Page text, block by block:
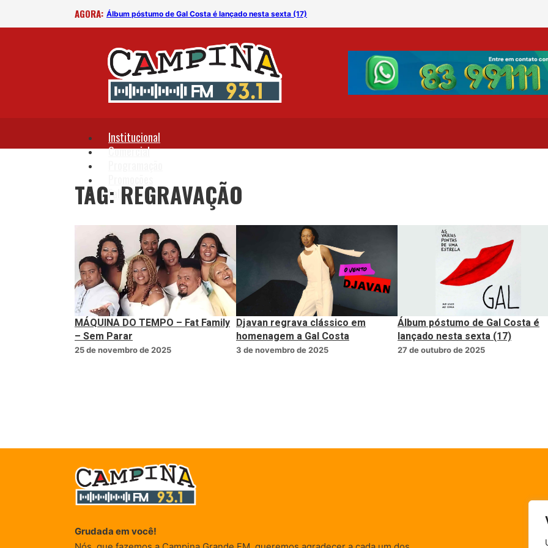
AGORA: Álbum póstumo de Gal Costa é lançado nesta sexta (17) Demi Lovato apresenta
Institucional
Comercial
Fale Conosco
TAG: REGRAVAÇÃO
MÁQUINA DO TEMPO – Fat Family
– Sem Parar
25 de novembro de 2025
Djavan regrava clássico em
homenagem a Gal Costa
3 de novembro de 2025
Álbum póstumo de Gal Costa é
lançado nesta sexta (17)
27 de outubro de 2025
Grudada em você!